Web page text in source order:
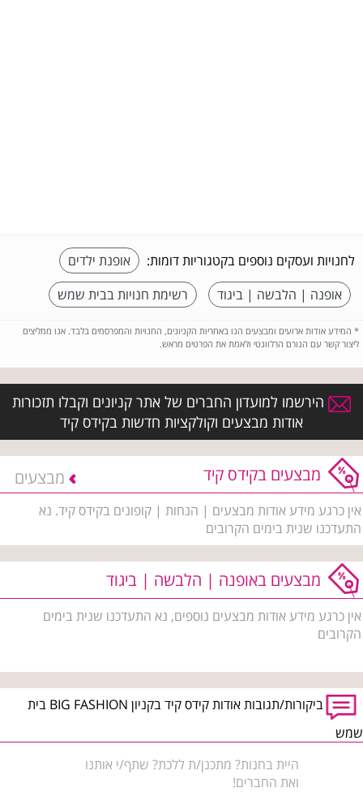
לחנויות ועסקים נוספים בקטגוריות דומות:
אופנת ילדים
אופנה | הלבשה | ביגוד
רשימת חנויות בבית שמש
* המידע אודות ארועים ומבצעים הנו באחריות הקניונים, החנויות והמפרסמים בלבד. אנו ממליצים
ליצור קשר עם הגורם הרלוונטי ולאמת את הפרטים מראש.
הירשמו למועדון החברים של אתר קניונים וקבלו תזכורות
אודות מבצעים וקולקציות חדשות בקידס קיד
מבצעים בקידס קיד מבצעים
אין כרגע מידע אודות מבצעים | הנחות | קופונים בקידס קיד. נא
התעדכנו שנית בימים הקרובים
מבצעים באופנה | הלבשה | ביגוד
אין כרגע מידע אודות מבצעים נוספים, נא התעדכנו שנית בימים
הקרובים
ביקורות/תגובות אודות קידס קיד בקניון BIG FASHION בית
שמש
היית בחנות? מתכנן/ת ללכת? שתף/י אותנו
ואת החברים!